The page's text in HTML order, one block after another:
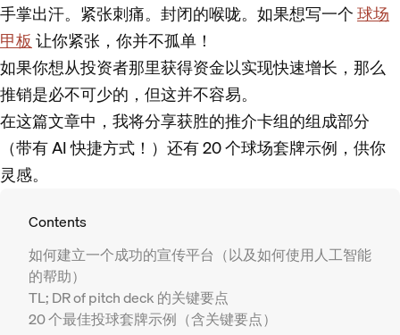
手掌出汗。紧张刺痛。封闭的喉咙。如果想写一个球场
甲板让你紧张，你并不孤单！
如果你想从投资者那里获得资金以实现快速增长，那么
推销是必不可少的，但这并不容易。
在这篇文章中，我将分享获胜的推介卡组的组成部分
（带有 AI 快捷方式！）还有 20 个球场套牌示例，供你
灵感。
Contents
如何建立一个成功的宣传平台（以及如何使用人工智能
的帮助）
TL; DR of pitch deck 的关键要点
20 个最佳投球套牌示例（含关键要点）